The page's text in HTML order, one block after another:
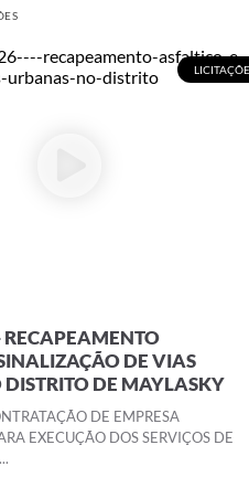
DE VIAS
DE MAYLASKY
DE EMPRESA
EXECUÇÃO DOS SERVIÇOS DE